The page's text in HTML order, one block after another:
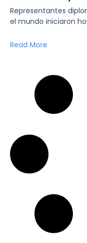
Representantes
el mundo iniciaron
Read More